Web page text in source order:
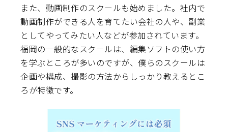
また、動画制作のスクールも始めました。社内で
動画制作ができる人を育てたい会社の人や、副業
としてやってみたい人などが参加されています。
福岡の一般的なスクールは、編集ソフトの使い方
を学ぶところが多いのですが、僕らのスクールは
企画や構成、撮影の方法からしっかり教えるとこ
ろが特徴です。